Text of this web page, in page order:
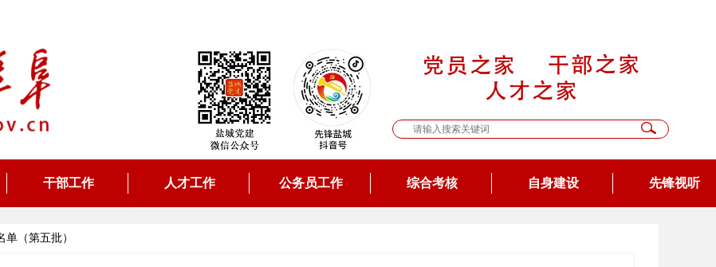
干部工作 人才工作 公务员工作 综合考核 自身建设 先锋视听
（第五批）